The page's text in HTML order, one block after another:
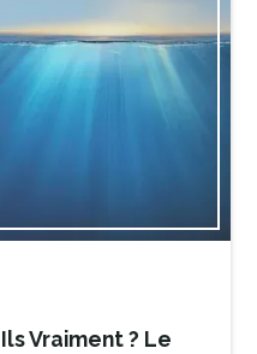
Vraiment ? Le